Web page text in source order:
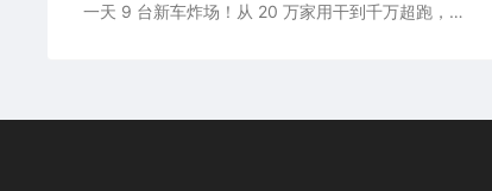
一天 9 台新车炸场！从 20 万家用干到千万超跑，全价位全覆盖